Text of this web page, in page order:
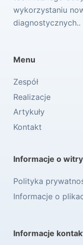
wykorzystaniu
diagnostycznych..
Menu
Zespół
Realizacje
Artykuły
Kontakt
Informacje o
Polityka
Informacje o
Informacje